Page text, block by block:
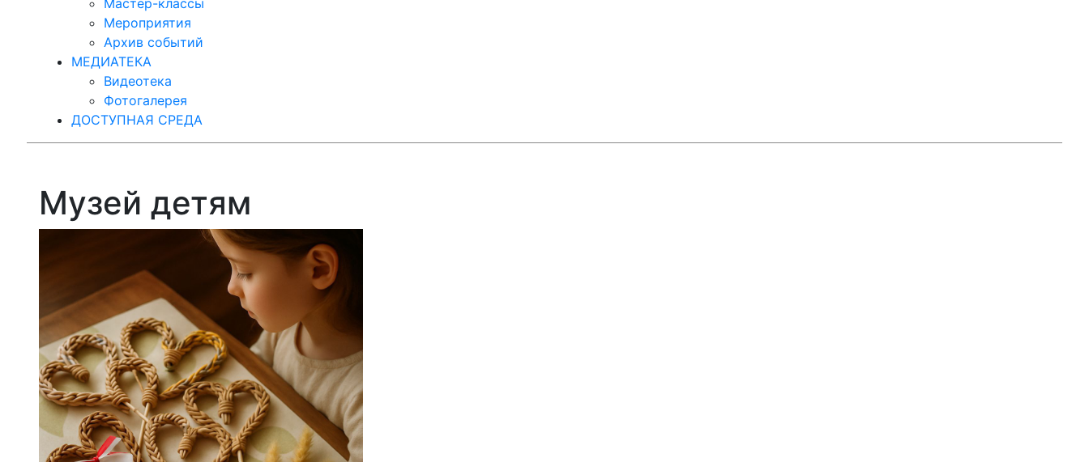
Мастер-классы
Мероприятия
Архив событий
МЕДИАТЕКА
Видеотека
Фотогалерея
ДОСТУПНАЯ СРЕДА
Музей детям